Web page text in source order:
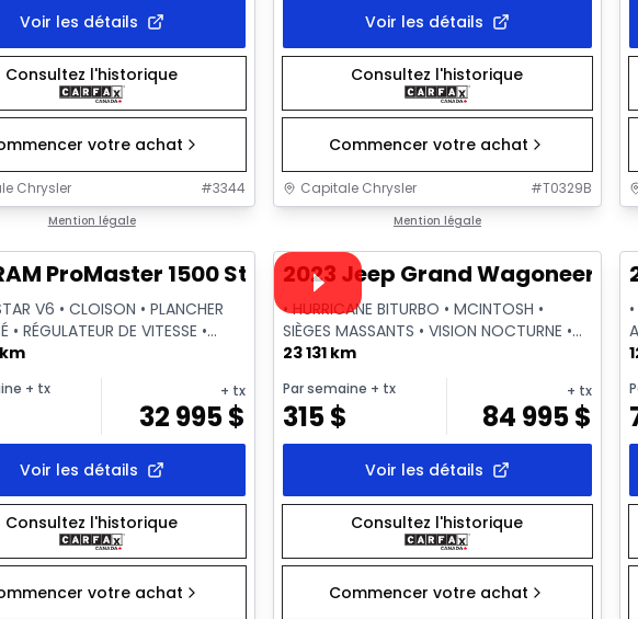
Voir les détails
Consultez l'historique
votre achat
Chrysler #3344
Mention légale
Voir les détails
Consultez l'historique
Commencer votre achat
Capitale Chrysler #T0329B
Mention légale
offre
ProMaster 1500 Std Roof
V6 • CLOISON • PLANCHER
• RÉGULATEUR DE VITESSE •
+ tx + tx
32 995$
Voir les détails
Consultez l'historique
votre achat
Vidéo disponible
Très bonne offre
2023 Jeep Grand Wagoneer L
• HURRICANE BITURBO • MCINTOSH •
SIÈGES MASSANTS • VISION NOCTURNE •
QUADRA-LIFT
23 131 km
Par semaine + tx
315$
+ tx
84 995$
Voir les détails
Consultez l'historique
Commencer votre achat